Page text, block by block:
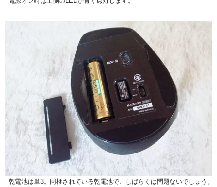
乾電池は単3。同梱されている乾電池で、しばらくは問題ないでしょう。